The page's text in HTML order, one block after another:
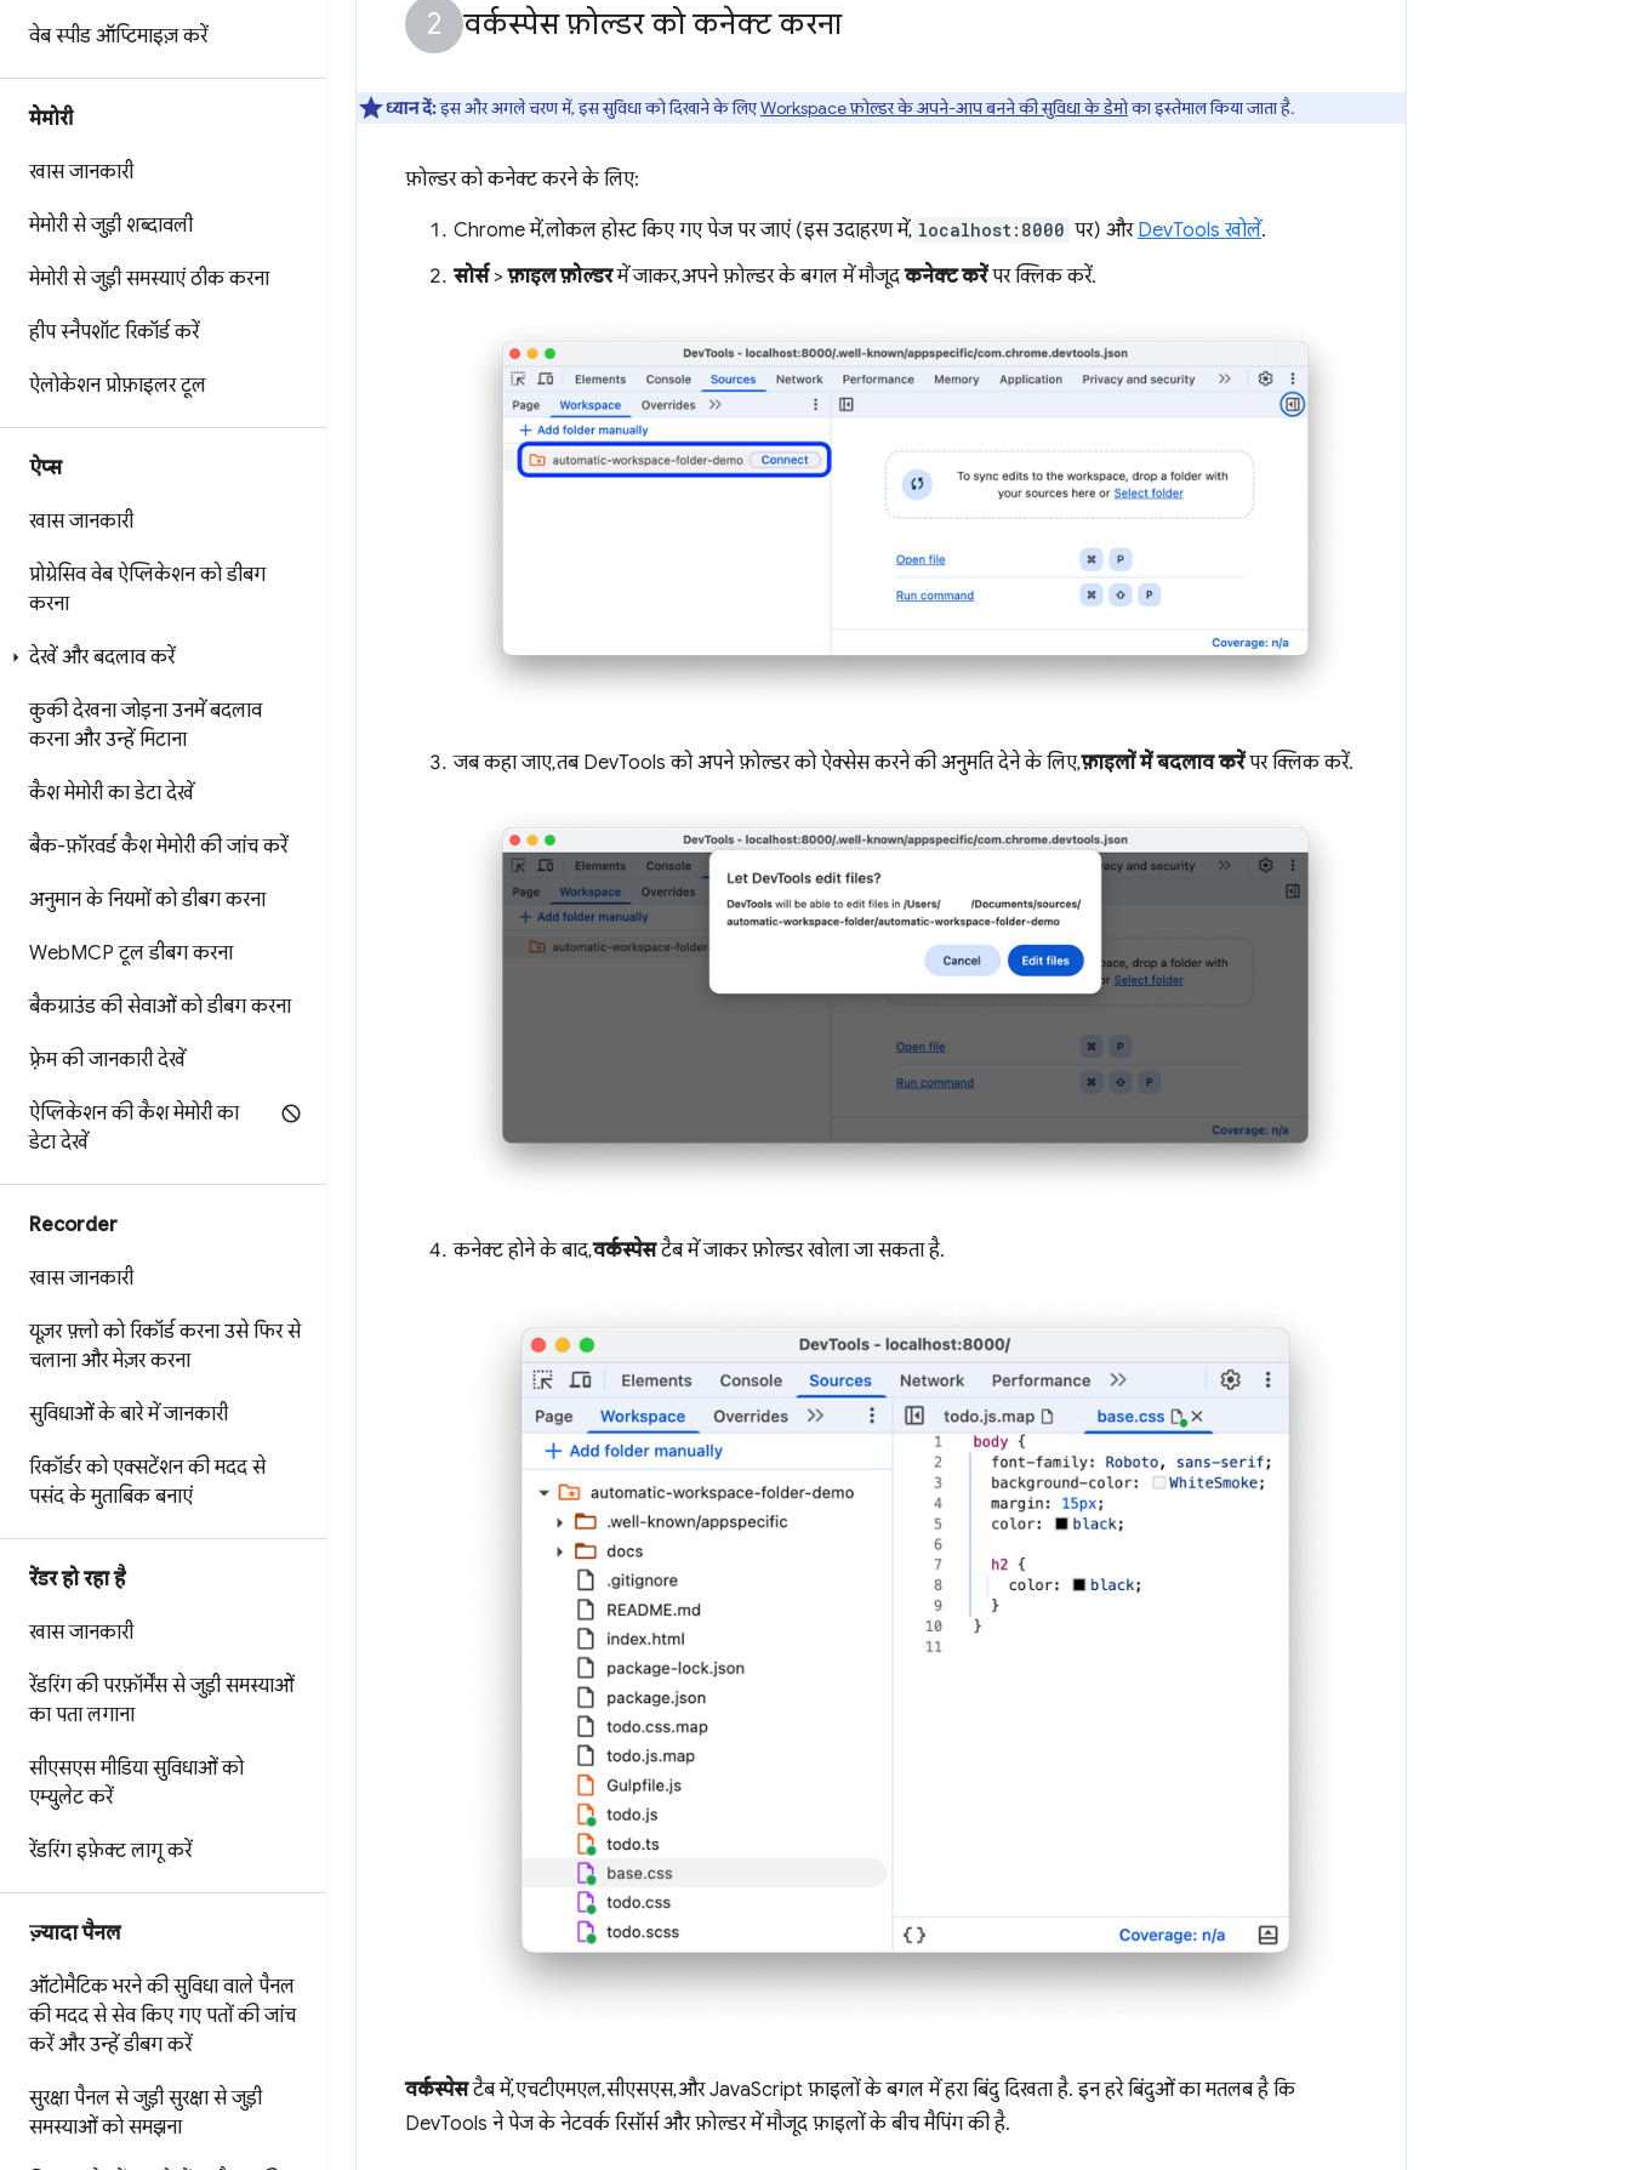
वेब स्पीड ऑप्टिमाइज़ करें
मेमोरी
खास जानकारी
मेमोरी से जुड़ी शब्दावली
मेमोरी से जुड़ी समस्याएं ठीक करना
हीप स्नैपशॉट रिकॉर्ड करें
ऐलोकेशन प्रोफ़ाइलर टूल
ऐप्स
खास जानकारी
प्रोग्रेसिव वेब ऐप्लिकेशन को डीबग
करना
देखें और बदलाव करें
कुकी देखनाजोड़नाउनमें बदलाव
करनाऔर उन्हें मिटाना
कैश मेमोरी का डेटा देखें
बैक-फ़ॉरवर्ड कैश मेमोरी की जांच करें
अनुमान के नियमों को डीबग करना
WebMCP टूल डीबग करना
बैकग्राउंड की सेवाओं को डीबग करना
फ़्रेम की जानकारी देखें
ऐप्लिकेशन की कैश मेमोरी का
डेटा देखें
Recorder
खास जानकारी
यूज़र फ़्लो को रिकॉर्ड करनाउसे फिर से
चलानाऔर मेज़र करना
सुविधाओं के बारे में जानकारी
रिकॉर्डर को एक्सटेंशन की मदद से
पसंद के मुताबिक बनाएं
रेंडर हो रहा है
खास जानकारी
रेंडरिंग की परफ़ॉर्मेंस से जुड़ी समस्याओं
का पता लगाना
सीएसएस मीडिया सुविधाओं को
एम्युलेट करें
रेंडरिंग इफ़ेक्ट लागू करें
ज़्यादा पैनल
ऑटोमैटिक भरने की सुविधा वाले पैनल
की मदद सेसेव किए गए पतों की जांच
करें और उन्हें डीबग करें
सुरक्षा पैनल से जुड़ी सुरक्षा से जुड़ी
समस्याओं को समझना
वर्कस्पेस फ़ोल्डर को कनेक्ट करना
ध्यान दें:इस और अगले चरण में, इस सुविधा को दिखाने के लिएWorkspace फ़ोल्डर के अपने-आप बनने की सुविधा के डेमोका इस्तेमाल किया जाता है.
फ़ोल्डर को कनेक्ट करने के लिए:
Chrome में, लोकल होस्ट किए गए पेज पर जाएं (इस उदाहरण में, localhost:8000 पर) और DevTools खोलें.
सोर्स>फ़ाइल फ़ोल्डरमें जाकर, अपने फ़ोल्डर के बगल में मौजूदकनेक्ट करेंपर क्लिक करें.
जब कहा जाए, तब DevTools को अपने फ़ोल्डर को ऐक्सेस करने की अनुमति देने के लिए,फ़ाइलों में बदलाव करेंपर क्लिक करें.
कनेक्ट होने के बाद,वर्कस्पेसटैब में जाकर फ़ोल्डर खोला जा सकता है.
वर्कस्पेसटैब में, एचटीएमएल, सीएसएस, और JavaScript फ़ाइलों के बगल में हरा बिंदु दिखता है. इन हरे बिंदुओं का मतलब है कि
DevTools ने पेज के नेटवर्क रिसॉर्स और फ़ोल्डर में मौजूद फ़ाइलों के बीच मैपिंग की है.